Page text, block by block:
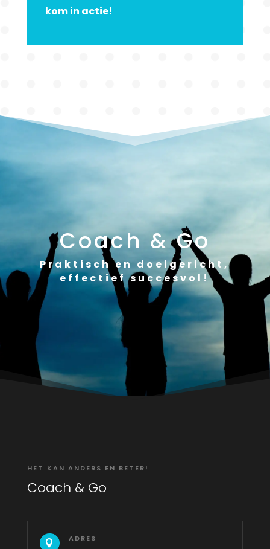
kom in actie!
Coach & Go
Praktisch en doelgericht,
effectief succesvol!
HET KAN ANDERS EN BETER!
Coach & Go
 ADRES